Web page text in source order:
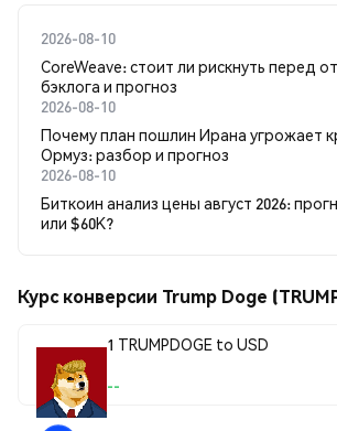
2026-08-10
CoreWeave: стоит ли рискнуть перед
бэклога и прогноз
2026-08-10
Почему план пошлин Ирана угрожает
Ормуз: разбор и прогноз
2026-08-10
Биткоин анализ цены август 2026:
или $60K?
Курс конверсии Trump Doge
1 TRUMPDOGE to USD
--